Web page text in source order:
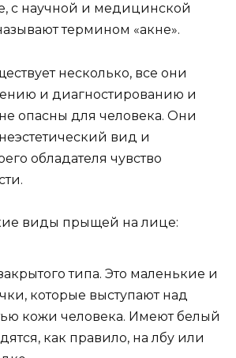
с научной и медицинской
термином «акне».
несколько, все они
и диагностированию и
опасны для человека. Они
вид и
обладателя чувство
виды прыщей на лице:
типа. Это маленькие и
которые выступают над
кожи человека. Имеют белый
как правило, на лбу или